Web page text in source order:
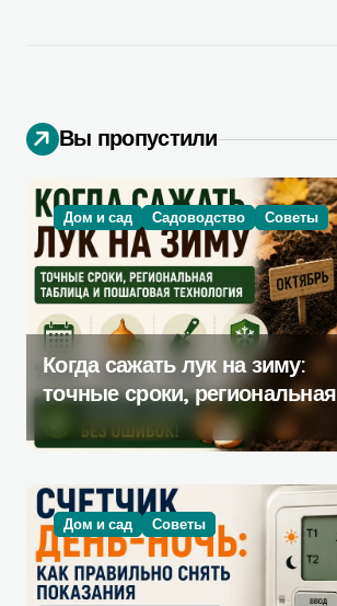
Вы пропустили
Дом и сад Садоводство Советы
Когда сажать лук на зиму:
точные сроки, региональная
таблица и пошаговая
инструкция
Дом и сад Советы